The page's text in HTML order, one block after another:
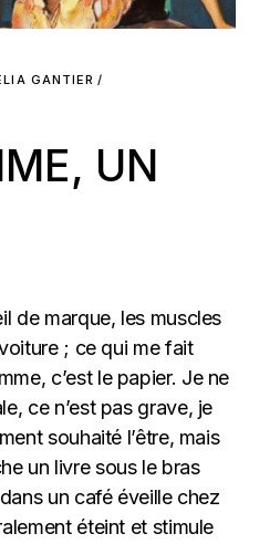
GANTIER
UN
de marque, les muscles
; ce qui me fait
c’est le papier. Je ne
ce n’est pas grave, je
souhaité l’être, mais
un livre sous le bras
un café éveille chez
éteint et stimule